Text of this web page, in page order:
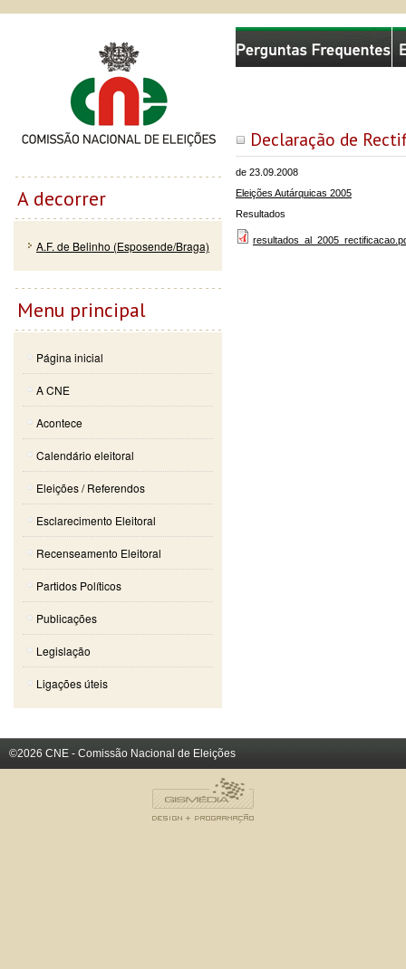
Declaração de
de 23.09.2008
Eleições Autárquicas 2005
Resultados
Comissão Nacional de Eleições
A decorrer
A.F. de Belinho (Esposende/Braga)
Menu principal
Página inicial
A CNE
Acontece
Calendário eleitoral
Eleições / Referendos
Esclarecimento Eleitoral
Recenseamento Eleitoral
Partidos Políticos
Publicações
Legislação
Ligações úteis
©2026 CNE - Comissão Nacional de Eleições